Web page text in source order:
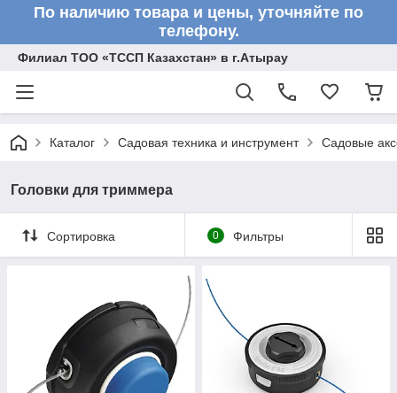
По наличию товара и цены, уточняйте по
телефону.
Филиал ТОО «ТССП Казахстан» в г.Атырау
Каталог Садовая техника и инструмент Садовые
Головки для триммера
Сортировка 0 Фильтры